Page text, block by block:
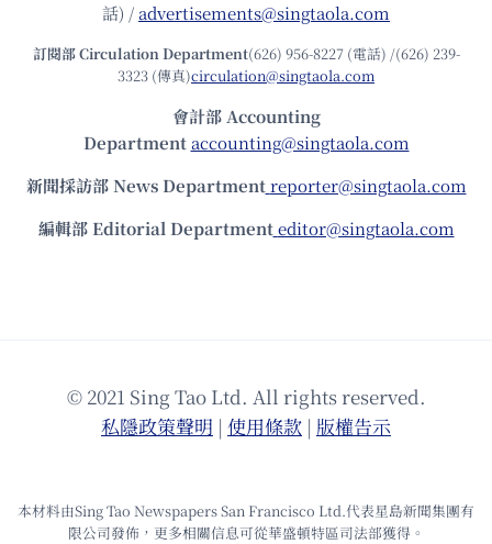
話) /advertisements@singtaola.com
訂閱部 Circulation Department(626) 956-8227 (電話) /(626) 239-
3323 (傳真)circulation@singtaola.com
會計部 Accounting
Department accounting@singtaola.com
新聞採訪部 News Department reporter@singtaola.com
編輯部 Editorial Department editor@singtaola.com
© 2021 Sing Tao Ltd. All rights reserved.
私隱政策聲明 | 使⽤條款 | 版權告⽰
本材料由Sing Tao Newspapers San Francisco Ltd.代表星島新聞集團有
限公司發佈，更多相關信息可從華盛頓特區司法部獲得。